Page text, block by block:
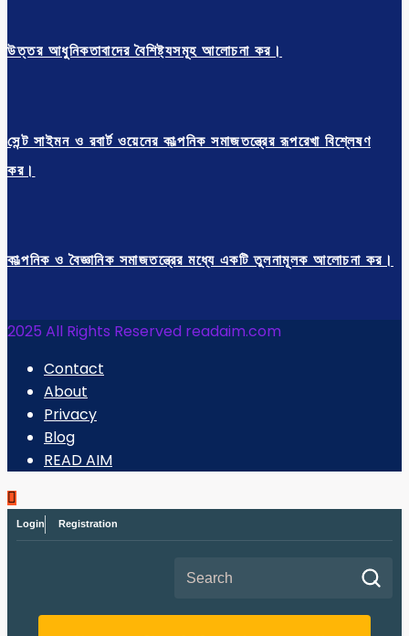
উত্তর আধুনিকতাবাদের বৈশিষ্ট্যসমূহ আলোচনা কর।
সেন্ট সাইমন ও রবার্ট ওয়েনের কাল্পনিক সমাজতন্ত্রের রূপরেখা বিশ্লেষণ
কর।
কাল্পনিক ও বৈজ্ঞানিক সমাজতন্ত্রের মধ্যে একটি তুলনামূলক আলোচনা কর।
2025 All Rights Reserved readaim.com
Contact
About
Privacy
Blog
READ AIM
Login Registration